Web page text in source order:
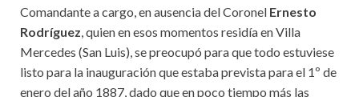
Comandante a cargo, en ausencia del Coronel Ernesto
Rodríguez, quien en esos momentos residía en Villa
Mercedes (San Luis), se preocupó para que todo estuviese
listo para la inauguración que estaba prevista para el 1º de
enero del año 1887, dado que en poco tiempo más las